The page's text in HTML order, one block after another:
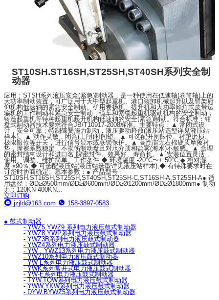
ST10SH.ST16SH,ST25SH,ST40SH系列安全制
动器
应用：STSH系列液压安全(紧急)制动器，是一种使用在低速轴(卷筒轴)上的
大功率制动装置，可广泛用于大中型起重机、港口装卸机械起升以及臂架府
仰机构低速轴的紧急安全制动。矿用卷扬机、提升机和大功率倾角式皮带运
输机的工作制动和紧急安全制动，缆车和索缆起重机驱动机构的安全制动，
铸造起重机等特种起重机起升机构低速轴的安全(紧急)制动。符合标准：钳
盘式制动器技术要求符合JB/T10917-2008标准。主要特点：▲ 常闭式设
计，安全可靠；特制碟簧施力制动，液压驱动释放(液压站选型详见液压站
样本)。▲ 动作灵敏，闭合(上闸)时间短。▲ 可选配开闸限位、衬垫磨损、
极限限位等开关，进行信号显示或联锁保护。▲ 高性能无石棉硬质摩擦衬
垫，摩擦系数稳定，不损伤制动盘且对水介质和盐雾(海水)不敏感。▲ 合理
的密封结构设计和进口名 牌密封件。效果好、寿命长。▲ 安装位置灵活，
使用、调整、维护简单。工作条件:◆ 环境温度:-20°C〜+ 50°C;◆ 相对湿
度:≤90％;◆ 可选配液压站(液压站选型详见液压站样本);◆ 有特殊要求时在
订货时协商确定。基本参数：● 产品型号：
ST10SH.ST16SH,ST25SH,ST40SH,ST25SH-C,ST16SH-A,ST25SH-A● 适
用盘径：ØD≥Ø500mm/ØD≥Ø600mm/ØD≥Ø1200mm/ØD≥Ø1800mm● 制动
力：120KN-400KN...
立即订购
jzjld@163.com
158-3897-0583
● 鼓式制动器
- YWZ5,YWZ9 系列电力液压鼓式制动器
- YWZ8,YWP系列电力液压鼓式制动器
- YWZ3B系列电力液压鼓式制动器
- YWZ4系列电力液压鼓式制动器
- YW，YWZ13系列电力液压鼓式制动器
- YWZ10系列电力液压鼓式制动器
- YW-L系列电力液压鼓式制动器
- YWK系列常开式电力液压鼓式制动器
- YW-E系列电力液压鼓式制动器
- TYW,TQW系列电力液压鼓式制动器
- YWW,YKW系列电力液压鼓式制动器
- DYW,BYWZ5系列电力液压鼓式制动器